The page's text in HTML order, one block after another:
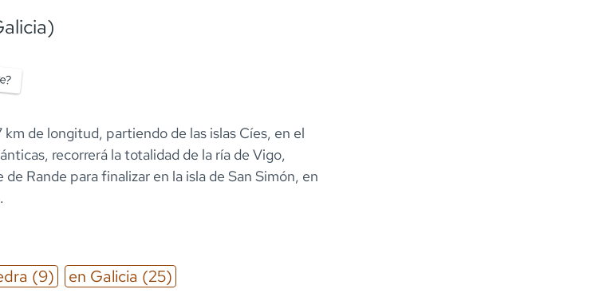
km de longitud, partiendo de las islas Cíes, en el
recorrerá la totalidad de la ría de Vigo,
Rande para finalizar en la isla de San Simón, en
(9) en Galicia (25)